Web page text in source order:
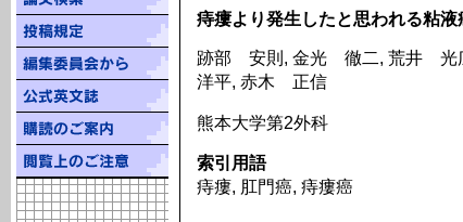
痔瘻より発生したと思われる粘液
跡部 安則, 金光 徹二, 荒井
洋平, 赤木 正信
熊本大学第2外科
索引用語
痔瘻, 肛門癌, 痔瘻癌